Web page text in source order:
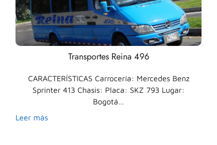
Transportes Reina 496
CARACTERÍSTICAS Carrocería: Mercedes Benz
Sprinter 413 Chasis: Placa: SKZ 793 Lugar:
Bogotá…
Leer más